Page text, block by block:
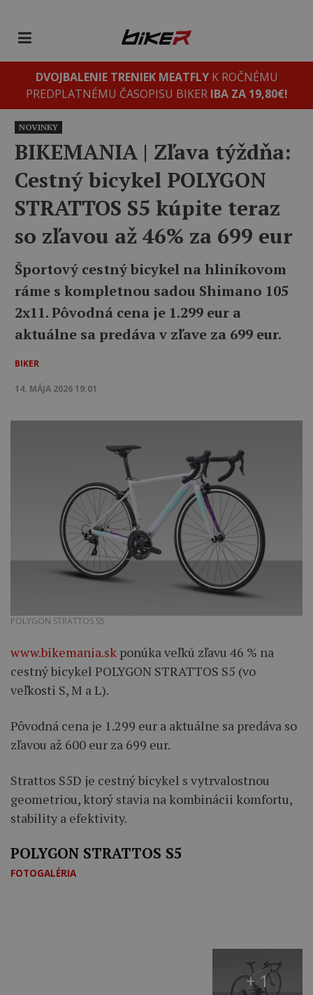
DVOJBALENIE TRENIEK MEATFLYK ROČNÉMU
PREDPLATNÉMU ČASOPISU BIKER IBA ZA 19,80€!
NOVINKY
BIKEMANIA | Zľava týždňa:
Cestný bicykel POLYGON
STRATTOS S5 kúpite teraz
so zľavou až 46% za 699 eur
Športový cestný bicykel na hliníkovom
ráme s kompletnou sadou Shimano 105
2x11. Pôvodná cena je 1.299 eur a
aktuálne sa predáva v zľave za 699 eur.
BIKER
14. MÁJA 2026 19:01
POLYGON STRATTOS S5
www.bikemania.sk ponúka veľkú zľavu 46 % na
cestný bicykel POLYGON STRATTOS S5 (vo
veľkosti S, M a L).
Pôvodná cena je 1.299 eur a aktuálne sa predáva so
zľavou až 600 eur za 699 eur.
Strattos S5D je cestný bicykel s vytrvalostnou
geometriou, ktorý stavia na kombinácii komfortu,
stability a efektivity.
POLYGON STRATTOS S5
FOTOGALÉRIA
+ 1